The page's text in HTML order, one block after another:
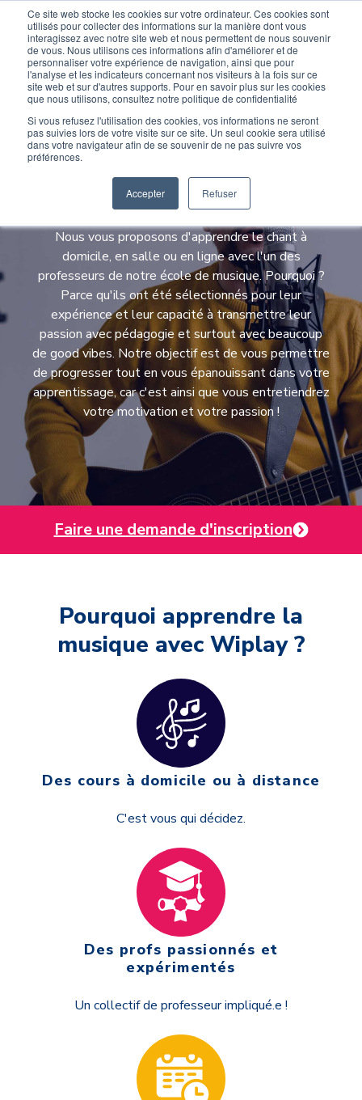
Ce site web stocke les cookies sur votre ordinateur. Ces cookies sont
utilisés pour collecter des informations sur la manière dont vous
interagissez avec notre site web et nous permettent de nous souvenir
de vous. Nous utilisons ces informations afin d'améliorer et de
personnaliser votre expérience de navigation, ainsi que pour
l'analyse et les indicateurs concernant nos visiteurs à la fois sur ce
site web et sur d'autres supports. Pour en savoir plus sur les cookies
que nous utilisons, consultez notre politique de confidentialité
Si vous refusez l'utilisation des cookies, vos informations ne seront
pas suivies lors de votre visite sur ce site. Un seul cookie sera utilisé
dans votre navigateur afin de se souvenir de ne pas suivre vos
préférences.
Accepter Refuser
Devenir élève Devenir Prof
Cours de chant avec
Wiplay
Nous vous proposons d'apprendre le chant à
domicile, en salle ou en ligne avec l'un des
professeurs de notre école de musique. Pourquoi ?
Parce qu'ils ont été sélectionnés pour leur
expérience et leur capacité à transmettre leur
passion avec pédagogie et surtout avec beaucoup
de good vibes. Notre objectif est de vous permettre
de progresser tout en vous épanouissant dans votre
apprentissage, car c'est ainsi que vous entretiendrez
votre motivation et votre passion !
Faire une demande d'inscription
Pourquoi apprendre la
musique avec Wiplay ?
Des cours à domicile ou à distance
C'est vous qui décidez.
Des profs passionnés et
expérimentés
Un collectif de professeur impliqué.e !